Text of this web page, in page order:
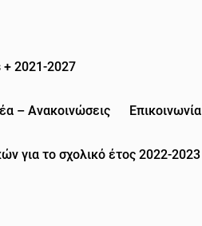
+ 2021-2027
– Ανακοινώσεις Επικοινωνία
για το σχολικό έτος 2022-2023